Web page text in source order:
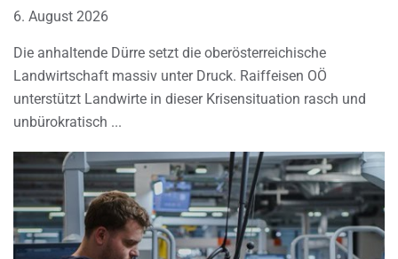
6. August 2026
Die anhaltende Dürre setzt die oberösterreichische
Landwirtschaft massiv unter Druck. Raiffeisen OÖ
unterstützt Landwirte in dieser Krisensituation rasch und
unbürokratisch